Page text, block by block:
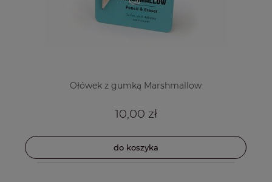
Ołówek z gumką Marshmallow
10,00 zł
do koszyka